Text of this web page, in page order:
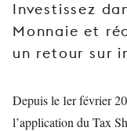
Investissez
Monnaie et
un retour sur
Depuis le 1er février
l’application du Tax